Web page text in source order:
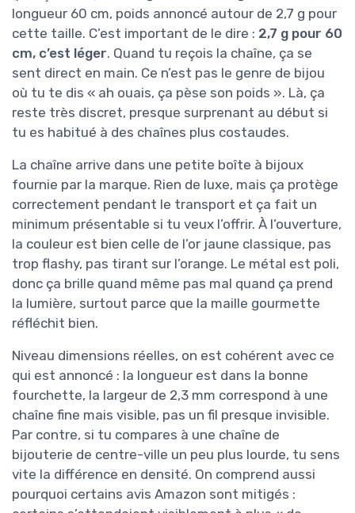
longueur 60 cm, poids annoncé autour de 2,7 g pour
cette taille. C’est important de le dire : 2,7 g pour 60
cm, c’est léger. Quand tu reçois la chaîne, ça se
sent direct en main. Ce n’est pas le genre de bijou
où tu te dis « ah ouais, ça pèse son poids ». Là, ça
reste très discret, presque surprenant au début si
tu es habitué à des chaînes plus costaudes.
La chaîne arrive dans une petite boîte à bijoux
fournie par la marque. Rien de luxe, mais ça protège
correctement pendant le transport et ça fait un
minimum présentable si tu veux l’offrir. À l’ouverture,
la couleur est bien celle de l’or jaune classique, pas
trop flashy, pas tirant sur l’orange. Le métal est poli,
donc ça brille quand même pas mal quand ça prend
la lumière, surtout parce que la maille gourmette
réfléchit bien.
Niveau dimensions réelles, on est cohérent avec ce
qui est annoncé : la longueur est dans la bonne
fourchette, la largeur de 2,3 mm correspond à une
chaîne fine mais visible, pas un fil presque invisible.
Par contre, si tu compares à une chaîne de
bijouterie de centre-ville un peu plus lourde, tu sens
vite la différence en densité. On comprend aussi
pourquoi certains avis Amazon sont mitigés :